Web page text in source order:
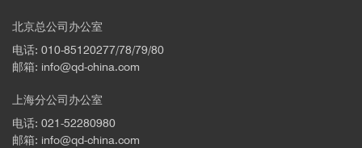
北京总公司办公室
电话: 010-85120277/78/79/80
邮箱: info@qd-china.com
上海分公司办公室
电话: 021-52280980
邮箱: info@qd-china.com